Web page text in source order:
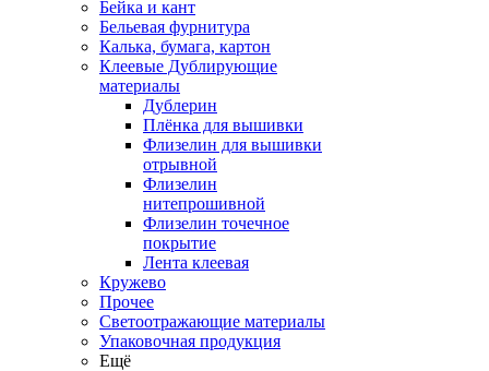
Бейка и кант
Бельевая фурнитура
Калька, бумага, картон
Клеевые Дублирующие
материалы
Дублерин
Плёнка для вышивки
Флизелин для вышивки
отрывной
Флизелин
нитепрошивной
Флизелин точечное
покрытие
Лента клеевая
Кружево
Прочее
Светоотражающие материалы
Упаковочная продукция
Ещё